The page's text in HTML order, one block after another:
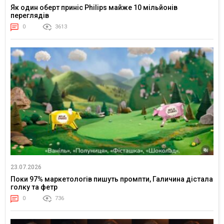
Як один оберт приніс Philips майже 10 мільйонів
переглядів
0 3613
23.07.2026
Поки 97% маркетологів пишуть промпти, Галичина дістала
голку та фетр
0 736